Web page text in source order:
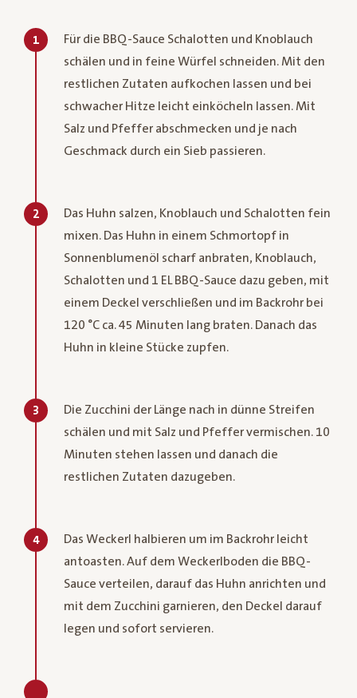
1
Für die BBQ-Sauce Schalotten und Knoblauch
schälen und in feine Würfel schneiden. Mit den
restlichen Zutaten aufkochen lassen und bei
schwacher Hitze leicht einköcheln lassen. Mit
Salz und Pfeffer abschmecken und je nach
Geschmack durch ein Sieb passieren.
2
Das Huhn salzen, Knoblauch und Schalotten fein
mixen. Das Huhn in einem Schmortopf in
Sonnenblumenöl scharf anbraten, Knoblauch,
Schalotten und 1 EL BBQ-Sauce dazu geben, mit
einem Deckel verschließen und im Backrohr bei
120 °C ca. 45 Minuten lang braten. Danach das
Huhn in kleine Stücke zupfen.
3
Die Zucchini der Länge nach in dünne Streifen
schälen und mit Salz und Pfeffer vermischen. 10
Minuten stehen lassen und danach die
restlichen Zutaten dazugeben.
4
Das Weckerl halbieren um im Backrohr leicht
antoasten. Auf dem Weckerlboden die BBQ-
Sauce verteilen, darauf das Huhn anrichten und
mit dem Zucchini garnieren, den Deckel darauf
legen und sofort servieren.